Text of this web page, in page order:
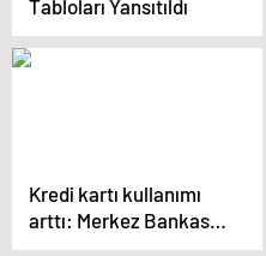
Tabloları Yansıtıldı
Kredi kartı kullanımı
arttı: Merkez Bankası
%78’lik artışın